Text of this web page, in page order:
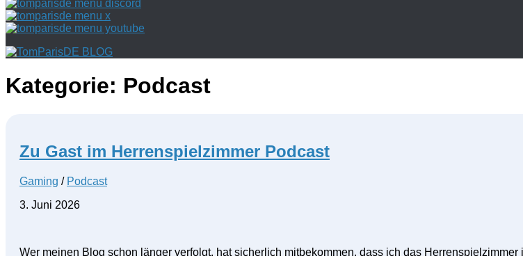
Kategorie: Podcast
Zu Gast im Herrenspielzimmer Podcast
Gaming / Podcast
3. Juni 2026
Wer meinen Blog schon länger verfolgt, hat sicherlich mitbekommen, dass ich das